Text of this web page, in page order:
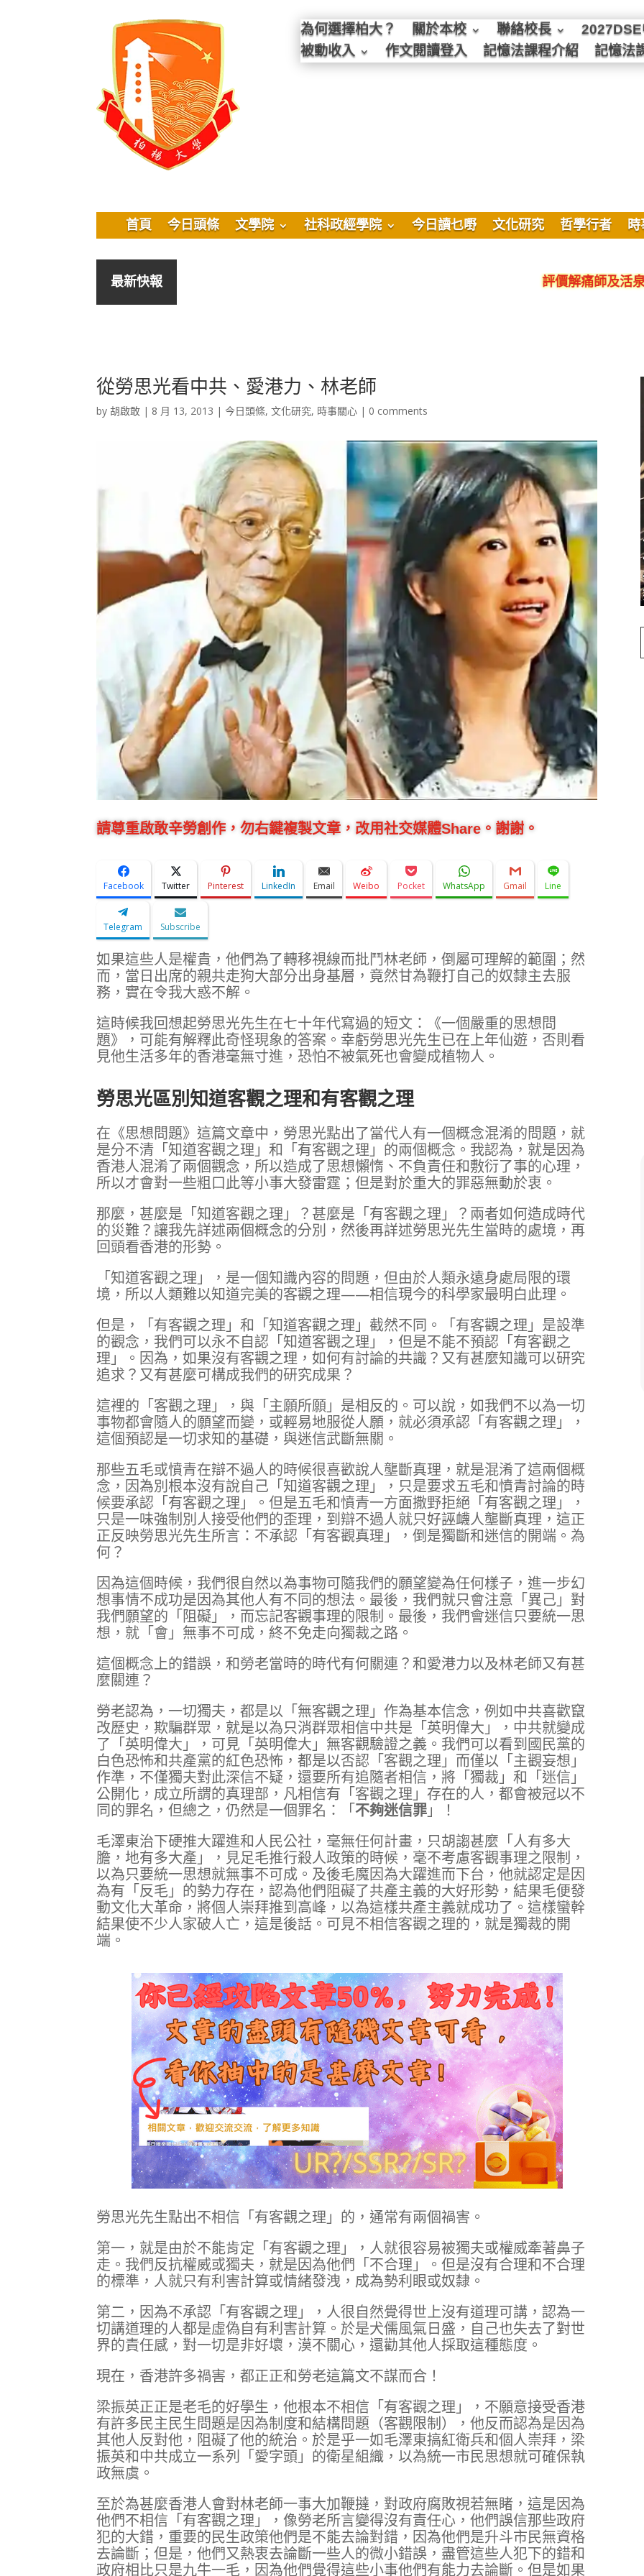
為何選擇柏大？ 關於本校 聯絡校長
2027DSE
被動收入
作文閱讀登入 記憶法課程介紹 記憶法
首頁 今日頭條 文學院 社科政經學院 今日讀乜嘢 文化研究 哲學行者
最新快報 評價解痛師及活泉美良
從勞思光看中共、愛港力、林老師
by胡啟敢 | 8 月 13, 2013 |今日頭條,文化研究, 時事關心 | 0 comments
請尊重啟敢辛勞創作，勿右鍵複製文章，改用社交媒體Share。謝謝。
Facebook Twitter Pinterest LinkedIn Email Weibo Pocket WhatsApp Gmail Line
Telegram Subscribe
如果這些人是權貴，他們為了轉移視線而批鬥林老師，倒屬可理解的範圍；然
而，當日出席的親共走狗大部分出身基層，竟然甘為鞭打自己的奴隸主去服
務，實在令我大惑不解。
這時候我回想起勞思光先生在七十年代寫過的短文：《一個嚴重的思想問
題》，可能有解釋此奇怪現象的答案。幸虧勞思光先生已在上年仙遊，否則看
見他生活多年的香港毫無寸進，恐怕不被氣死也會變成植物人。
勞思光區別知道客觀之理和有客觀之理
在《思想問題》這篇文章中，勞思光點出了當代人有一個概念混淆的問題，就
是分不清「知道客觀之理」和「有客觀之理」的兩個概念。我認為，就是因為
香港人混淆了兩個觀念，所以造成了思想懶惰、不負責任和敷衍了事的心理，
所以才會對一些粗口此等小事大發雷霆；但是對於重大的罪惡無動於衷。
那麼，甚麼是「知道客觀之理」？甚麼是「有客觀之理」？兩者如何造成時代
的災難？讓我先詳述兩個概念的分別，然後再詳述勞思光先生當時的處境，再
回頭看香港的形勢。
「知道客觀之理」，是一個知識內容的問題，但由於人類永遠身處局限的環
境，所以人類難以知道完美的客觀之理——相信現今的科學家最明白此理。
但是，「有客觀之理」和「知道客觀之理」截然不同。「有客觀之理」是設準
的觀念，我們可以永不自認「知道客觀之理」，但是不能不預認「有客觀之
理」。因為，如果沒有客觀之理，如何有討論的共識？又有甚麼知識可以研究
追求？又有甚麼可構成我們的研究成果？
這裡的「客觀之理」，與「主願所願」是相反的。可以說，如我們不以為一切
事物都會隨人的願望而變，或輕易地服從人願，就必須承認「有客觀之理」，
這個預認是一切求知的基礎，與迷信武斷無關。
那些五毛或憤青在辯不過人的時候很喜歡說人壟斷真理，就是混淆了這兩個概
念，因為別根本沒有說自己「知道客觀之理」，只是要求五毛和憤青討論的時
候要承認「有客觀之理」。但是五毛和憤青一方面撒野拒絕「有客觀之理」，
只是一味強制別人接受他們的歪理，到辯不過人就只好誣衊人壟斷真理，這正
正反映勞思光先生所言：不承認「有客觀真理」，倒是獨斷和迷信的開端。為
何？
因為這個時候，我們很自然以為事物可隨我們的願望變為任何樣子，進一步幻
想事情不成功是因為其他人有不同的想法。最後，我們就只會注意「異己」對
我們願望的「阻礙」，而忘記客觀事理的限制。最後，我們會迷信只要統一思
想，就「會」無事不可成，終不免走向獨裁之路。
這個概念上的錯誤，和勞老當時的時代有何關連？和愛港力以及林老師又有甚
麼關連？
勞老認為，一切獨夫，都是以「無客觀之理」作為基本信念，例如中共喜歡竄
改歷史，欺騙群眾，就是以為只消群眾相信中共是「英明偉大」，中共就變成
了「英明偉大」，可見「英明偉大」無客觀驗證之義。我們可以看到國民黨的
白色恐怖和共產黨的紅色恐怖，都是以否認「客觀之理」而僅以「主觀妄想」
作準，不僅獨夫對此深信不疑，還要所有追隨者相信，將「獨裁」和「迷信」
公開化，成立所謂的真理部，凡相信有「客觀之理」存在的人，都會被冠以不
同的罪名，但總之，仍然是一個罪名：「不夠迷信罪」！
毛澤東治下硬推大躍進和人民公社，毫無任何計畫，只胡謅甚麼「人有多大
膽，地有多大產」，見足毛推行殺人政策的時候，毫不考慮客觀事理之限制，
以為只要統一思想就無事不可成。及後毛魔因為大躍進而下台，他就認定是因
為有「反毛」的勢力存在，認為他們阻礙了共產主義的大好形勢，結果毛便發
動文化大革命，將個人崇拜推到高峰，以為這樣共產主義就成功了。這樣蠻幹
結果使不少人家破人亡，這是後話。可見不相信客觀之理的，就是獨裁的開
端。
勞思光先生點出不相信「有客觀之理」的，通常有兩個禍害。
第一，就是由於不能肯定「有客觀之理」，人就很容易被獨夫或權威牽著鼻子
走。我們反抗權威或獨夫，就是因為他們「不合理」。但是沒有合理和不合理
的標準，人就只有利害計算或情緒發洩，成為勢利眼或奴隸。
第二，因為不承認「有客觀之理」，人很自然覺得世上沒有道理可講，認為一
切講道理的人都是虛偽自有利害計算。於是犬儒風氣日盛，自己也失去了對世
界的責任感，對一切是非好壞，漠不關心，還勸其他人採取這種態度。
現在，香港許多禍害，都正正和勞老這篇文不謀而合！
梁振英正正是老毛的好學生，他根本不相信「有客觀之理」，不願意接受香港
有許多民主民生問題是因為制度和結構問題（客觀限制），他反而認為是因為
其他人反對他，阻礙了他的統治。於是乎一如毛澤東搞紅衛兵和個人崇拜，梁
振英和中共成立一系列「愛字頭」的衛星組織，以為統一市民思想就可確保執
政無虞。
至於為甚麼香港人會對林老師一事大加鞭撻，對政府腐敗視若無睹，這是因為
他們不相信「有客觀之理」，像勞老所言變得沒有責任心，他們誤信那些政府
犯的大錯，重要的民生政策他們是不能去論對錯，因為他們是升斗市民無資格
去論斷；但是，他們又熱衷去論斷一些人的微小錯誤，盡管這些人犯下的錯和
政府相比只是九牛一毛，因為他們覺得這些小事他們有能力去論斷。但是如果